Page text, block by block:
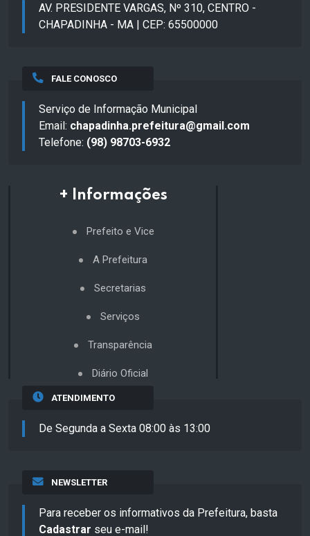
AV. PRESIDENTE VARGAS, Nº 310, CENTRO -
CHAPADINHA - MA | CEP: 65500000
FALE CONOSCO
Serviço de Informação Municipal
Email: chapadinha.prefeitura@gmail.com
Telefone: (98) 98703-6932
+ Informações
Prefeito e Vice
A Prefeitura
Secretarias
Serviços
Transparência
Diário Oficial
ATENDIMENTO
De Segunda a Sexta 08:00 às 13:00
NEWSLETTER
Para receber os informativos da Prefeitura, basta
Cadastrar seu e-mail!